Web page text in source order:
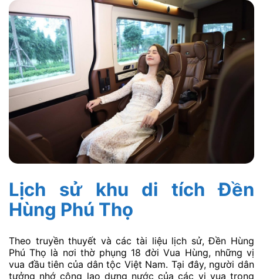
Lịch sử khu di tích Đền
Hùng Phú Thọ
Theo truyền thuyết và các tài liệu lịch sử, Đền Hùng
Phú Thọ là nơi thờ phụng 18 đời Vua Hùng, những vị
vua đầu tiên của dân tộc Việt Nam. Tại đây, người dân
tưởng nhớ công lao dựng nước của các vị vua trong